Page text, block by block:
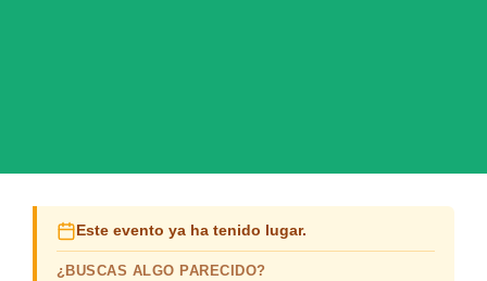
Este evento ya ha tenido lugar.
¿BUSCAS ALGO PARECIDO?